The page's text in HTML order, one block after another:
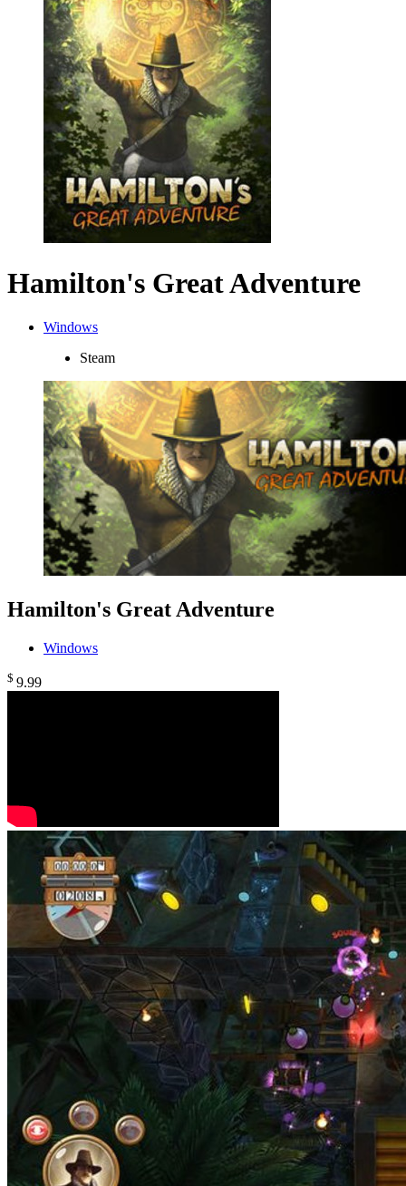
Hamilton's Great Adventure
Windows
Steam
Hamilton's Great Adventure
Windows
$ 9.99